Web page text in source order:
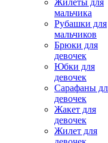
Жилеты для
мальчика
Рубашки для
мальчиков
Брюки для
девочек
Юбки для
девочек
Сарафаны
девочек
Жакет для
девочек
Жилет для